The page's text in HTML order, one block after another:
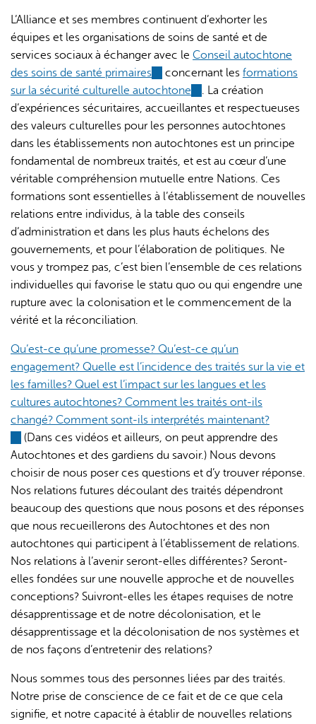
L’Alliance et ses membres continuent d’exhorter les
équipes et les organisations de soins de santé et de
services sociaux à échanger avec le Conseil autochtone
des soins de santé primaires (link
is
external)
concernant les formations
sur la sécurité culturelle autochtone (link
is
external)
. La création
d’expériences sécuritaires, accueillantes et respectueuses
des valeurs culturelles pour les personnes autochtones
dans les établissements non autochtones est un principe
fondamental de nombreux traités, et est au cœur d’une
véritable compréhension mutuelle entre Nations. Ces
formations sont essentielles à l’établissement de nouvelles
relations entre individus, à la table des conseils
d’administration et dans les plus hauts échelons des
gouvernements, et pour l’élaboration de politiques. Ne
vous y trompez pas, c’est bien l’ensemble de ces relations
individuelles qui favorise le statu quo ou qui engendre une
rupture avec la colonisation et le commencement de la
vérité et la réconciliation.
Qu’est-ce qu’une promesse? Qu’est-ce qu’un
engagement? Quelle est l’incidence des traités sur la vie et
les familles? Quel est l’impact sur les langues et les
cultures autochtones? Comment les traités ont-ils
changé? Comment sont-ils interprétés maintenant?
(link
is
external)
(Dans ces vidéos et ailleurs, on peut apprendre des
Autochtones et des gardiens du savoir.) Nous devons
choisir de nous poser ces questions et d’y trouver réponse.
Nos relations futures découlant des traités dépendront
beaucoup des questions que nous posons et des réponses
que nous recueillerons des Autochtones et des non
autochtones qui participent à l’établissement de relations.
Nos relations à l’avenir seront-elles différentes? Seront-
elles fondées sur une nouvelle approche et de nouvelles
conceptions? Suivront-elles les étapes requises de notre
désapprentissage et de notre décolonisation, et le
désapprentissage et la décolonisation de nos systèmes et
de nos façons d’entretenir des relations?
Nous sommes tous des personnes liées par des traités.
Notre prise de conscience de ce fait et de ce que cela
signifie, et notre capacité à établir de nouvelles relations